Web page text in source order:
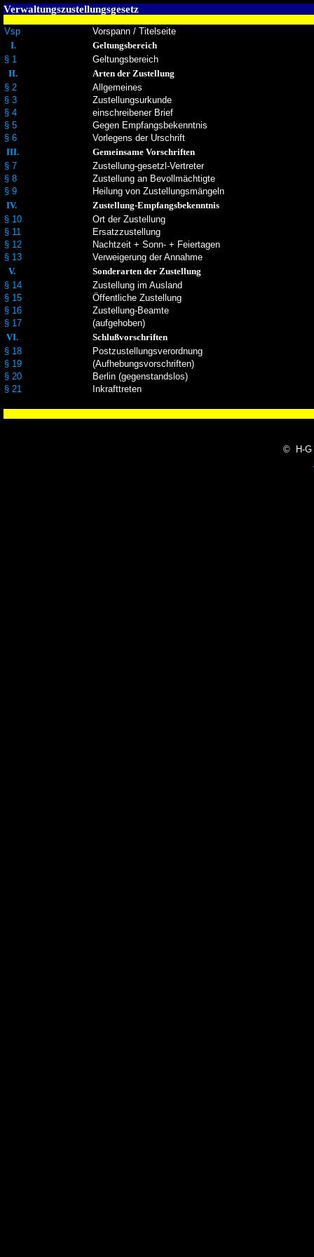
Verwaltungszustellungsgesetz
Vsp
Vorspann / Titelseite
I.
Geltungsbereich
§ 1
Geltungsbereich
II.
Arten der Zustellung
§ 2
§ 3
§ 4
§ 5
§ 6
Allgemeines
Zustellungsurkunde
einschreibener Brief
Gegen Empfangsbekenntnis
Vorlegens der Urschrift
III.
Gemeinsame Vorschriften
§ 7
§ 8
§ 9
Zustellung-gesetzl-Vertreter
Zustellung an Bevollmächtigte
Heilung von Zustellungsmängeln
IV.
Zustellung-Empfangsbekenntnis
§ 10
§ 11
§ 12
§ 13
Ort der Zustellung
Ersatzzustellung
Nachtzeit + Sonn- + Feiertagen
Verweigerung der Annahme
V.
Sonderarten der Zustellung
§ 14
§ 15
§ 16
§ 17
Zustellung im Ausland
Öffentliche Zustellung
Zustellung-Beamte
(aufgehoben)
VI.
Schlußvorschriften
§ 18
§ 19
§ 20
§ 21
Postzustellungsverordnung
(Aufhebungsvorschriften)
Berlin (gegenstandslos)
Inkrafttreten
© H-G